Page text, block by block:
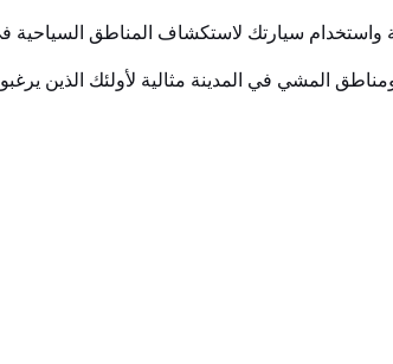
واستخدام سيارتك لاستكشاف المناطق السياحية
المشي في المدينة مثالية لأولئك الذين